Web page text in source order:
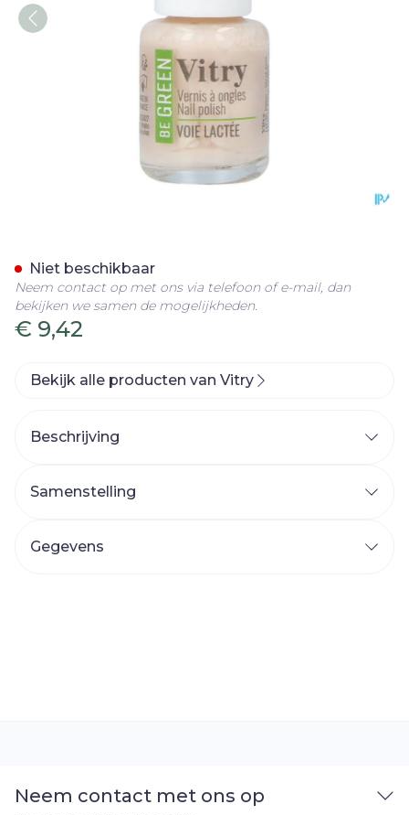
€ 9,42
Niet beschikbaar
Neem contact op met ons via telefoon of e-mail, dan
bekijken we samen de mogelijkheden.
Bekijk alle producten van Vitry
Beschrijving
Samenstelling
Gegevens
Neem contact met ons op